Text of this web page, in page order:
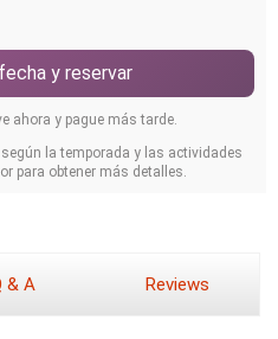
y reservar
ahora y pague más tarde.
la temporada y las actividades
para obtener más detalles.
& A Reviews